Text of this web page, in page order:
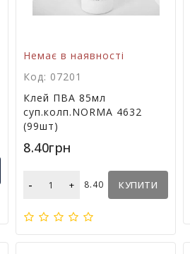
Немає в наявності
Код: 07201
Клей ПВА 85мл
суп.колп.NORMA 4632
(99шт)
8.40грн
- + 8.40 КУПИТИ